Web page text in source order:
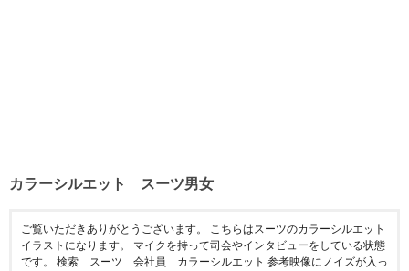
カラーシルエット スーツ男女
ご覧いただきありがとうございます。 こちらはスーツのカラーシルエット
イラストになります。 マイクを持って司会やインタビューをしている状態
です。 検索 スーツ 会社員 カラーシルエット 参考映像にノイズが入っ